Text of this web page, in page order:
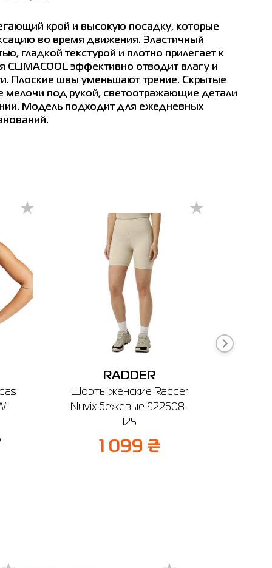
крой и высокую посадку, которые
во время движения. Эластичный
гладкой текстурой и плотно прилегает к
CLIMACOOL эффективно отводит влагу и
Плоские швы уменьшают трение. Скрытые
под рукой, светоотражающие детали
Модель подходит для ежедневных
RADDER
Шорты женские Radder
Nuvix бежевые 922608-
125
1 099 ₴